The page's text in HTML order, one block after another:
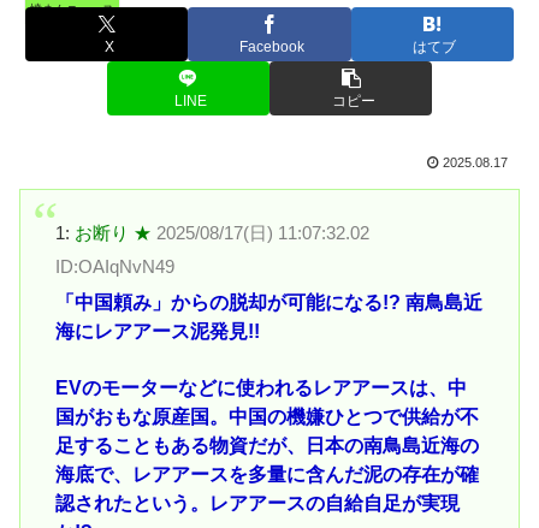
憤まんニュース
X Facebook はてブ
LINE コピー
2025.08.17
1: お断り ★ 2025/08/17(日) 11:07:32.02
ID:OAIqNvN49
「中国頼み」からの脱却が可能になる!? 南鳥島近
海にレアアース泥発見!!
EVのモーターなどに使われるレアアースは、中
国がおもな原産国。中国の機嫌ひとつで供給が不
足することもある物資だが、日本の南鳥島近海の
海底で、レアアースを多量に含んだ泥の存在が確
認されたという。レアアースの自給自足が実現